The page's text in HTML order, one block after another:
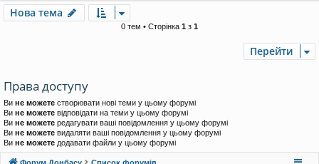
Нова тема
0 тем • Сторінка 1 з 1
Перейти
Права доступу
Ви не можете створювати нові теми у цьому форумі
Ви не можете відповідати на теми у цьому форумі
Ви не можете редагувати ваші повідомлення у цьому форумі
Ви не можете видаляти ваші повідомлення у цьому форумі
Ви не можете додавати файли у цьому форумі